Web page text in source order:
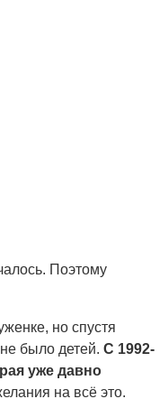
Поэтому
но спустя
было детей. С 1992-
уже давно
на всё это.